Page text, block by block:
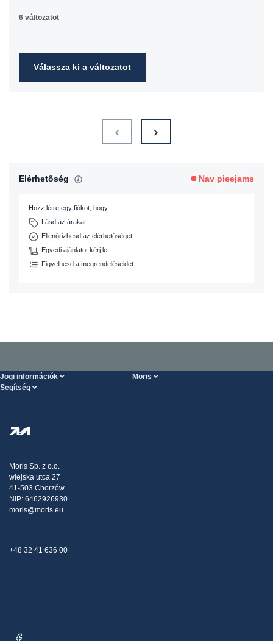
6 változatot
Válassza ki a változatot
Elérhetőség Nav pieejams
Hozz létre egy fiókot, hogy:
Lásd az árakat
Ellenőrizhesd az elérhetőséget
Egyedi ajánlatot kérj le
Figyelhesd a megrendeléseidet
Jogi információk Moris
Segítség
Kiszállítás
Panaszok
Moris Sp. z o.o.
wiejska utca 27
41-503 Chorzów
NIP: 6462926930
moris@moris.eu
+48 32 41 636 00